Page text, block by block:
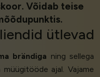
Võidab teise
ütlevad
brändiga ning sellega
müügitööde ajal. Vajame